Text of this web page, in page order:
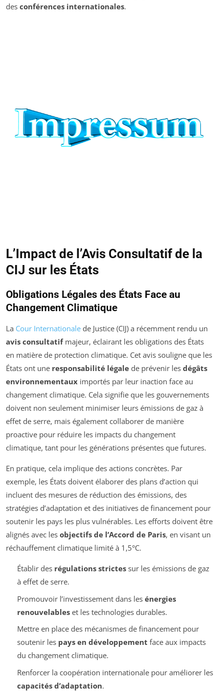
des conférences internationales.
L’Impact de l’Avis Consultatif de la
CIJ sur les États
Obligations Légales des États Face au
Changement Climatique
La Cour Internationale de Justice (CIJ) a récemment rendu un
avis consultatifmajeur, éclairant les obligations des États
en matière de protection climatique. Cet avis souligne que les
États ont une responsabilité légale de prévenir les dégâts
environnementaux importés par leur inaction face au
changement climatique. Cela signifie que les gouvernements
doivent non seulement minimiser leurs émissions de gaz à
effet de serre, mais également collaborer de manière
proactive pour réduire les impacts du changement
climatique, tant pour les générations présentes que futures.
En pratique, cela implique des actions concrètes. Par
exemple, les États doivent élaborer des plans d’action qui
incluent des mesures de réduction des émissions, des
stratégies d’adaptation et des initiatives de financement pour
soutenir les pays les plus vulnérables. Les efforts doivent être
alignés avec les objectifs de l’Accord de Paris, en visant un
réchauffement climatique limité à 1,5°C.
Établir des régulations strictessur les émissions de gaz
à effet de serre.
Promouvoir l’investissement dans les énergies
renouvelableset les technologies durables.
Mettre en place des mécanismes de financement pour
soutenir les pays en développement face aux impacts
du changement climatique.
Renforcer la coopération internationale pour améliorer les
capacités d’adaptation.